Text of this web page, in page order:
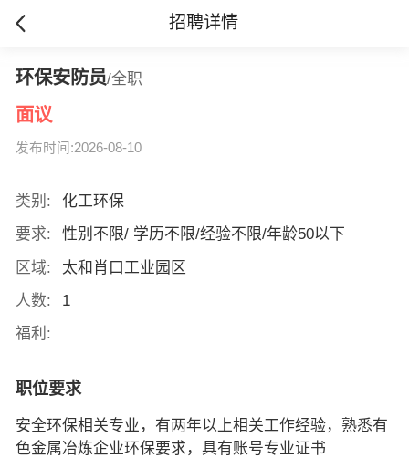
招聘详情
环保安防员/全职
面议
发布时间:2026-08-10
类别:
化工环保
要求:
性别不限/ 学历不限/经验不限/年龄50以下
区域:
太和肖口工业园区
人数:
1
福利:
职位要求
安全环保相关专业，有两年以上相关工作经验，熟悉有
色金属冶炼企业环保要求，具有账号专业证书